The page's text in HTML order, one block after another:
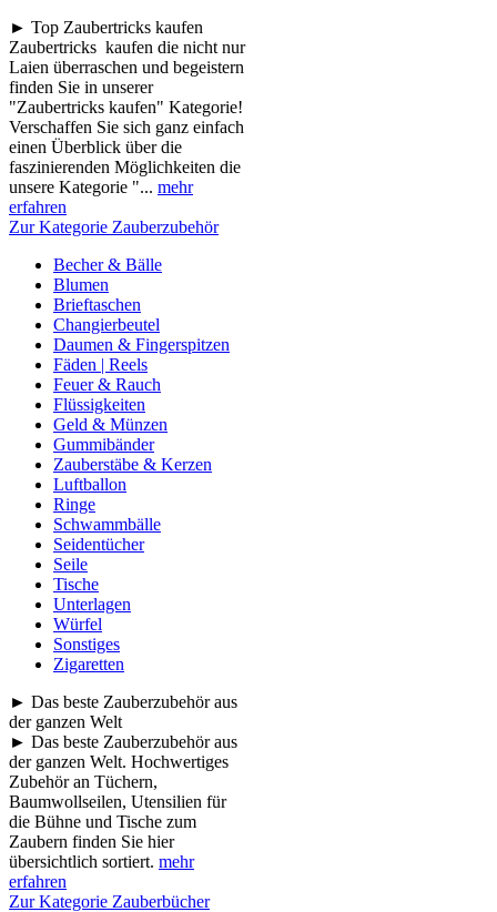
► Top Zaubertricks kaufen
Zaubertricks kaufen die nicht nur
Laien überraschen und begeistern
finden Sie in unserer
"Zaubertricks kaufen" Kategorie!
Verschaffen Sie sich ganz einfach
einen Überblick über die
faszinierenden Möglichkeiten die
unsere Kategorie "... mehr
erfahren
Zur Kategorie Zauberzubehör
Becher & Bälle
Blumen
Brieftaschen
Changierbeutel
Daumen & Fingerspitzen
Fäden | Reels
Feuer & Rauch
Flüssigkeiten
Geld & Münzen
Gummibänder
Zauberstäbe & Kerzen
Luftballon
Ringe
Schwammbälle
Seidentücher
Seile
Tische
Unterlagen
Würfel
Sonstiges
Zigaretten
► Das beste Zauberzubehör aus
der ganzen Welt
► Das beste Zauberzubehör aus
der ganzen Welt. Hochwertiges
Zubehör an Tüchern,
Baumwollseilen, Utensilien für
die Bühne und Tische zum
Zaubern finden Sie hier
übersichtlich sortiert. mehr
erfahren
Zur Kategorie Zauberbücher